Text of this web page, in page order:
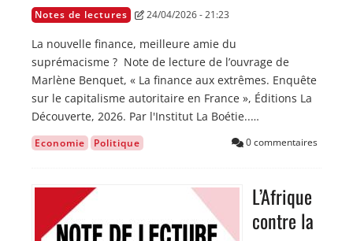
Notes de lectures 24/04/2026 - 21:23
La nouvelle finance, meilleure amie du
suprémacisme ? Note de lecture de l’ouvrage de
Marlène Benquet, « La finance aux extrêmes. Enquête
sur le capitalisme autoritaire en France », Éditions La
Découverte, 2026. Par l'Institut La Boétie..…
Economie Politique 0 commentaires
L’Afrique
contre la